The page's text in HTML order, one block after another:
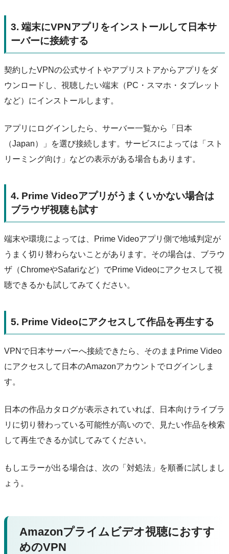
3. 端末にVPNアプリをインストールして日本サ
ーバーに接続する
契約したVPNの公式サイトやアプリストアからアプリをダ
ウンロードし、視聴したい端末（PC・スマホ・タブレット
など）にインストールします。
アプリにログインしたら、サーバー一覧から「日本
（Japan）」を選び接続します。サービスによっては「スト
リーミング向け」などの表示がある場合もあります。
4. Prime Videoアプリがうまくいかない場合は
ブラウザ視聴も試す
端末や環境によっては、Prime Videoアプリ側で地域判定が
うまく切り替わらないことがあります。その場合は、ブラウ
ザ（ChromeやSafariなど）でPrime Videoにアクセスして視
聴できるかも試してみてください。
5. Prime Videoにアクセスして作品を再生する
VPNで日本サーバーへ接続できたら、そのままPrime Video
にアクセスして日本のAmazonアカウントでログインしま
す。
日本の作品カタログが表示されていれば、日本向けライブラ
リに切り替わっている可能性が高いので、見たい作品を検索
して再生できるか試してみてください。
もしエラーが出る場合は、次の「対処法」を順番に試しまし
ょう。
Amazonプライムビデオ視聴におすす
めのVPN